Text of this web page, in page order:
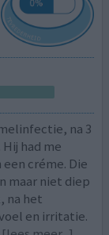
na 3
had me
créme. Die
maar niet diep
na het
en irritatie.